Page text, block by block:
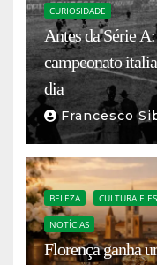
CURIOSIDADE
Antes da Série
campeonato
dia
Francesco
BELEZA CULTURA E
NOTÍCIAS
Florença ganha